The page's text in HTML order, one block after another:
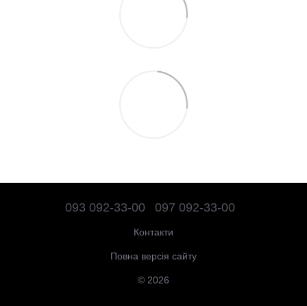
093 092-33-00 097 092-33-00
Контакти
Повна версія сайту
© 2026